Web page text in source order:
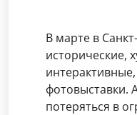
В марте в
исторические,
потеряться в